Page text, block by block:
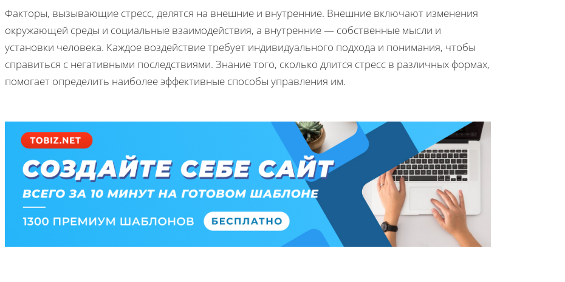
Факторы, вызывающие стресс, делятся на внешние и внутренние. Внешние включают изменения
окружающей среды и социальные взаимодействия, а внутренние — собственные мысли и
установки человека. Каждое воздействие требует индивидуального подхода и понимания, чтобы
справиться с негативными последствиями. Знание того, сколько длится стресс в различных формах,
помогает определить наиболее эффективные способы управления им.